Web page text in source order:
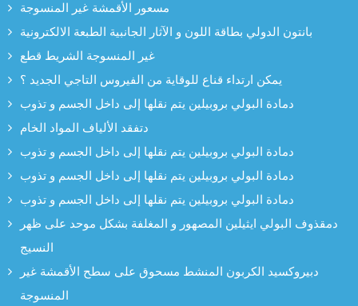
مسعور الأقمشة غير المنسوجة
بانتون الدولي بطاقة اللون و الآثار الجانبية الطبعة الالكترونية
غير المنسوجة الشريط قطع
يمكن ارتداء قناع للوقاية من الفيروس التاجي الجديد ؟
دمادة البولي بروبيلين يتم نقلها إلى داخل الجسم و تذوب
دتفقد الألياف المواد الخام
دمادة البولي بروبيلين يتم نقلها إلى داخل الجسم و تذوب
دمادة البولي بروبيلين يتم نقلها إلى داخل الجسم و تذوب
دمادة البولي بروبيلين يتم نقلها إلى داخل الجسم و تذوب
دمقذوف البولي ايثيلين المصهور و المغلفة بشكل موحد على ظهر
النسيج
دبيروكسيد الكربون المنشط مسحوق على سطح الأقمشة غير
المنسوجة